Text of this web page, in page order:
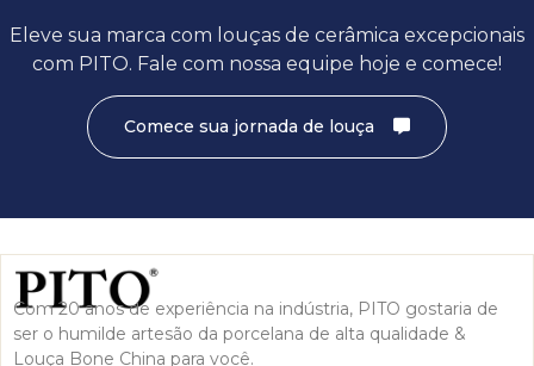
Eleve sua marca com louças de cerâmica excepcionais
com PITO. Fale com nossa equipe hoje e comece!
Comece sua jornada de louça
Com 20 anos de experiência na indústria, PITO gostaria de
ser o humilde artesão da porcelana de alta qualidade &
Louça Bone China para você.